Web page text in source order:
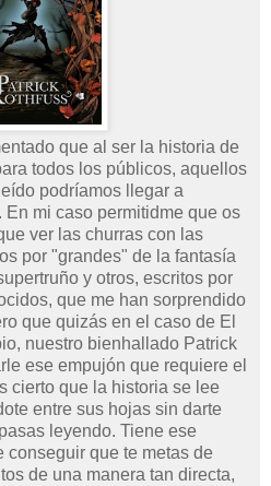
que al ser la historia de
todos los públicos, aquellos
podríamos llegar a
mi caso permitidme que os
ver las churras con las
por "grandes" de la fantasía
y otros, escritos por
que me han sorprendido
que quizás en el caso de El
nuestro bienhallado Patrick
ese empujón que requiere el
cierto que la historia se lee
entre sus hojas sin darte
leyendo. Tiene ese
que te metas de
de una manera tan directa,